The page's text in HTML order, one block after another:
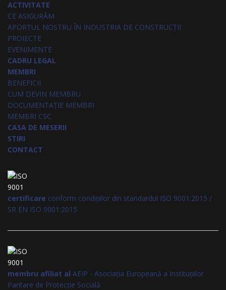
ACTIVITATE
CE ASIGURĂM
APORTUL NOSTRU ÎN INDUSTRIA DE CONSTRUCȚII
PROIECTE
EVENIMENTE
CADRU LEGAL
MEMBRI
BENEFICII
CUM DEVIN MEMBRU
DOCUMENTAȚIE MEMBRI
MEMBRI CSC
CASA DE MESERII
STIRI
CONTACT
certificare conform condițiilor din standardul ISO 9001:2015 /
SR EN ISO 9001:2015
membru afiliat al AEIP - Asociația Europeană a Instituțiilor
Paritare de Protecție Socială